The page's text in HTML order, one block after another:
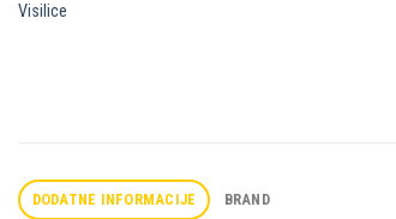
Visilice
DODATNE INFORMACIJE BRAND